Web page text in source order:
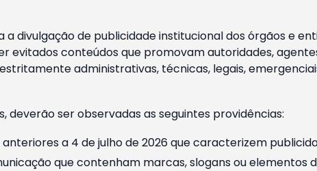
divulgação de publicidade institucional dos órgãos e
evitados conteúdos que promovam autoridades,
administrativas, técnicas, legais,
deverão ser observadas as seguintes providências:
a 4 de julho de 2026 que caracterizem
que contenham marcas, slogans ou elementos